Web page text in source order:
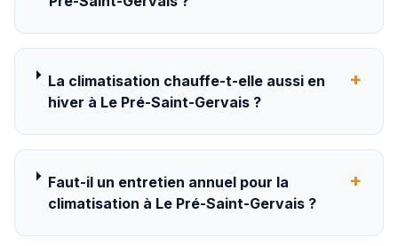
La climatisation chauffe-t-elle aussi en
hiver à Le Pré-Saint-Gervais ?
+
Faut-il un entretien annuel pour la
climatisation à Le Pré-Saint-Gervais ?
+